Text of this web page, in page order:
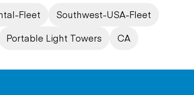
Fleet
Southwest-USA-Fleet
Portable Light Towers CA